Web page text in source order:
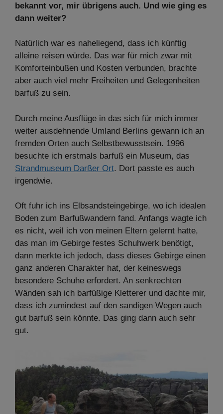
bekannt vor, mir übrigens auch. Und wie ging es
dann weiter?
Natürlich war es naheliegend, dass ich künftig
alleine reisen würde. Das war für mich zwar mit
Komforteinbußen und Kosten verbunden, brachte
aber auch viel mehr Freiheiten und Gelegenheiten
barfuß zu sein.
Durch meine Ausflüge in das sich für mich immer
weiter ausdehnende Umland Berlins gewann ich an
fremden Orten auch Selbstbewusstsein. 1996
besuchte ich erstmals barfuß ein Museum, das
Strandmuseum Darßer Ort. Dort passte es auch
irgendwie.
Oft fuhr ich ins Elbsandsteingebirge, wo ich idealen
Boden zum Barfußwandern fand. Anfangs wagte ich
es nicht, weil ich von meinen Eltern gelernt hatte,
das man im Gebirge festes Schuhwerk benötigt,
dann merkte ich jedoch, dass dieses Gebirge einen
ganz anderen Charakter hat, der keineswegs
besondere Schuhe erfordert. An senkrechten
Wänden sah ich barfüßige Kletterer und dachte mir,
dass ich zumindest auf den sandigen Wegen auch
gut barfuß sein könnte. Das ging dann auch sehr
gut.